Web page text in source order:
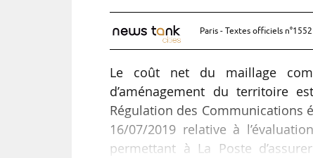
Paris - Textes officiels
Le coût net du maillage
d’aménagement du territoire
Régulation des Communications
16/07/2019 relative à
permettant à La Poste